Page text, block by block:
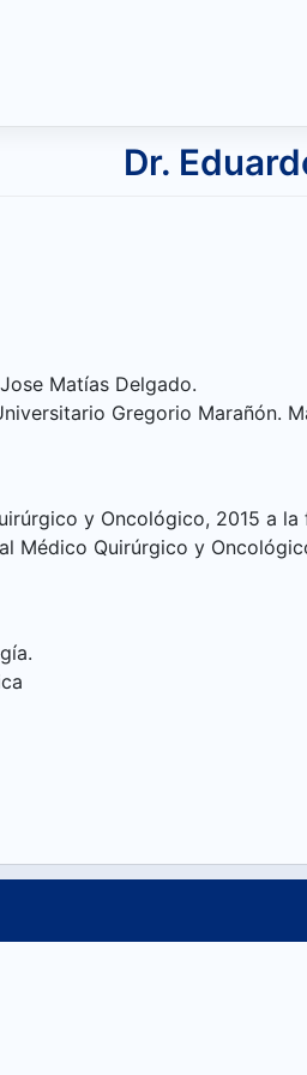
Dr.
Matías Delgado.
Gregorio Marañón.
y Oncológico, 2015 a la
Médico Quirúrgico y